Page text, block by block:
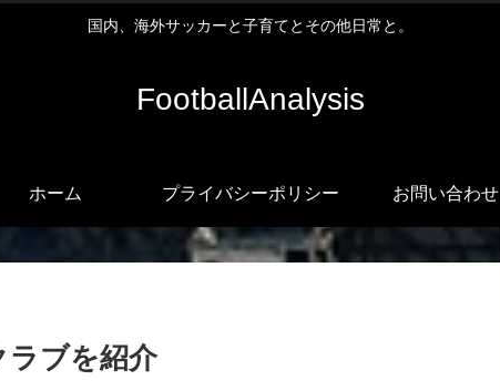
国内、海外サッカーと子育てとその他日常と。
FootballAnalysis
ホーム プライバシーポリシー お問い合わせ
ラブを紹介